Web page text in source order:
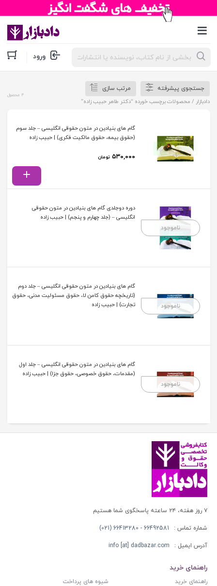
جستجوی
محصولات ورود
جستجوی پیشرفته
مرتب سازی
دادبازار / محصولات برچسب خورده “دکتر طاهر حبیب زاده”
4 محصول
گام های بنیادین در متون حقوقی انگلیسی – جلد سوم
(حقوق بیمه، حقوق مالکیت فکری) | حبیب زاده
۵۳۰,۰۰۰ تومان
ناموجود
دوره دوجلدی گام های بنیادین در متون حقوقی
انگلیسی – (جلد چهارم و پنجم) | حبیب زاده
ناموجود
گام های بنیادین در متون حقوقی انگلیسی – جلد دوم
(تاریخچه حقوق کامن لا، حقوق مسئولیت مدنی، حقوق
تجارت) | حبیب زاده
ناموجود
گام های بنیادین در متون حقوقی انگلیسی – جلد اول
(مقدمات، حقوق خصوصی، حقوق جزا) | حبیب زاده
۷ روز هفته، ۲۴ ساعته پاسخگوی شما هستیم
شماره تماس : 66492581 - 66413280 (021)
آدرس ایمیل : info [at] dadbazar.com
راهنمای خرید
راهنمای خرید
شیوه های پرداخت